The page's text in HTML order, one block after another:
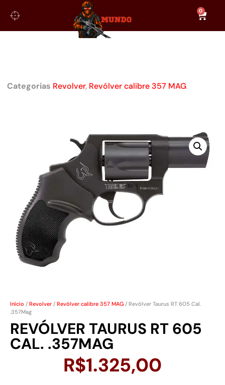
0
Categorias Revolver, Revólver calibre 357 MAG
Início / Revolver / Revólver calibre 357 MAG / Revólver Taurus RT 605 Cal.
.357Mag
REVÓLVER TAURUS RT 605
CAL. .357MAG
R$1.325,00